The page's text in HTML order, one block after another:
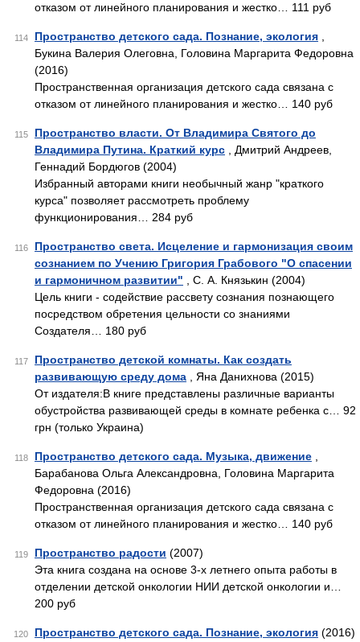
отказом от линейного планирования и жестко… 111 руб
114 Пространство детского сада. Познание, экология
Букина Валерия Олеговна, Головина Маргарита Федоровна
(2016)
Пространственная организация детского сада связана с
отказом от линейного планирования и жестко… 140 руб
115
Пространство власти. От Владимира Святого до
Владимира Путина. Краткий курс , Дмитрий Андреев,
Геннадий Бордюгов (2004)
Избранный авторами книги необычный жанр "краткого
курса" позволяет рассмотреть проблему
функционирования… 284 руб
116
Пространство света. Исцеление и гармонизация своим
сознанием по Учению Григория Грабового "О спасении
и гармоничном развитии" , С. А. Князькин (2004)
Цель книги - содействие рассвету сознания познающего
посредством обретения цельности со знаниями
Создателя… 180 руб
117
Пространство детской комнаты. Как создать
развивающую среду дома , Яна Данихнова (2015)
От издателя:В книге представлены различные варианты
обустройства развивающей среды в комнате ребенка с… 92
грн (только Украина)
118 Пространство детского сада. Музыка, движение
Барабанова Ольга Александровна, Головина Маргарита
Федоровна (2016)
Пространственная организация детского сада связана с
отказом от линейного планирования и жестко… 140 руб
119 Пространство радости (2007)
Эта книга создана на основе 3-х летнего опыта работы в
отделении детской онкологии НИИ детской онкологии и…
200 руб
120 Пространство детского сада. Познание, экология (2016)